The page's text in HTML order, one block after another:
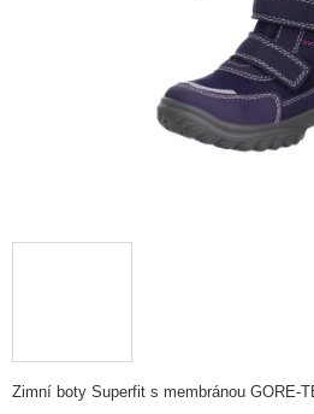
Zimní boty Superfit s membránou GORE-